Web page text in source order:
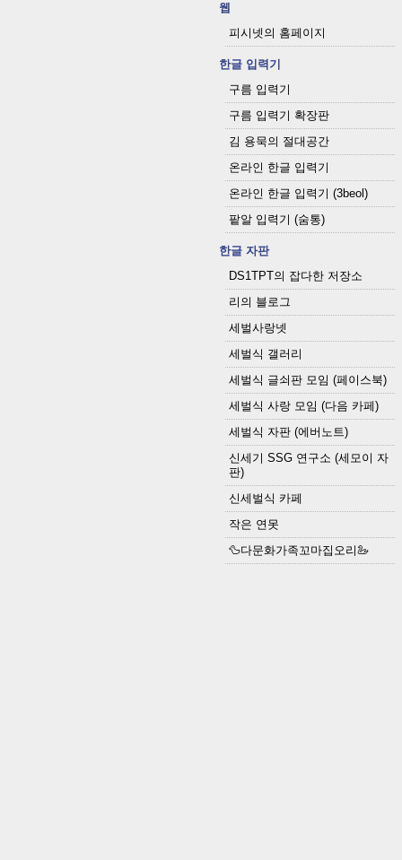
웹
피시넷의 홈페이지
한글 입력기
구름 입력기
구름 입력기 확장판
김 용묵의 절대공간
온라인 한글 입력기
온라인 한글 입력기 (3beol)
팥알 입력기 (숨통)
한글 자판
DS1TPT의 잡다한 저장소
리의 블로그
세벌사랑넷
세벌식 갤러리
세벌식 글쇠판 모임 (페이스북)
세벌식 사랑 모임 (다음 카페)
세벌식 자판 (에버노트)
신세기 SSG 연구소 (세모이 자
판)
신세벌식 카페
작은 연못
🦆다문화가족꼬마집오리🦢